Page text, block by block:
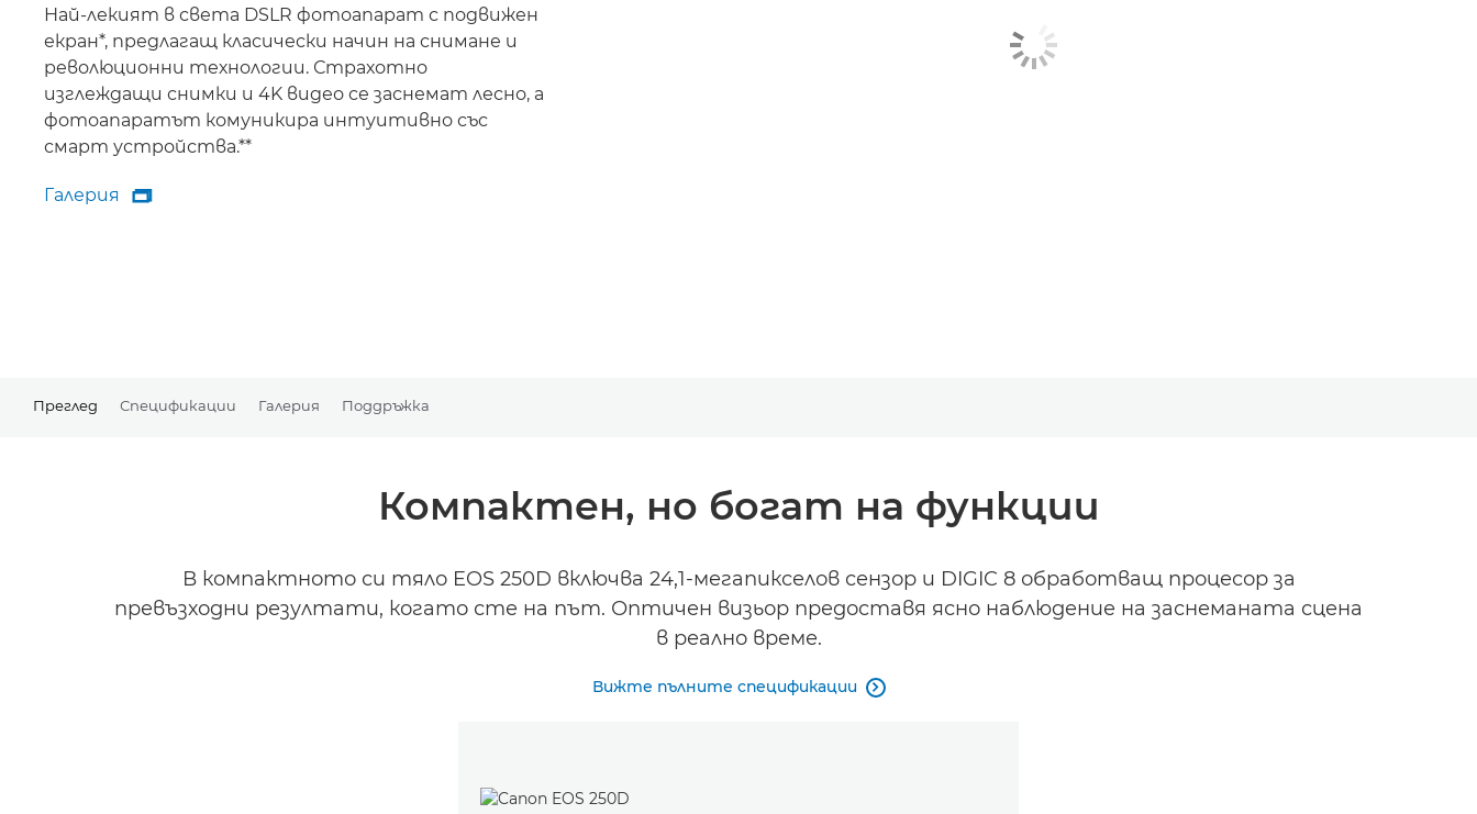
Най-лекият в света DSLR фотоапарат с подвижен
екран*, предлагащ класически начин на снимане и
революционни технологии. Страхотно
изглеждащи снимки и 4K видео се заснемат лесно, а
фотоапаратът комуникира интуитивно със
смарт устройства.**
Галерия
Галерия

Преглед Спецификации Галерия Поддръжка
Компактен, но богат на функции
В компактното си тяло EOS 250D включва 24,1-мегапикселов сензор и DIGIC 8 обработващ процесор за
превъзходни резултати, когато сте на път. Оптичен визьор предоставя ясно наблюдение на заснеманата сцена
в реално време.
Вижте пълните спецификации 